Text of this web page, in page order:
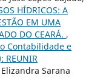
HÍDRICOS: A
EM UMA
DO CEARÁ. ,
Contabilidade e
REUNIR
Sarana